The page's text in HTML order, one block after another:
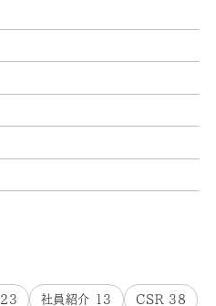
23 社員紹介 13 CSR 38